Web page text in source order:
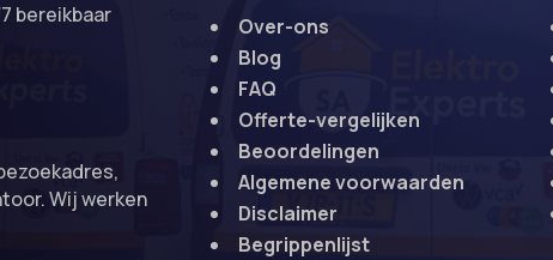
bereikbaar
Wij werken
Over-ons
Blog
FAQ
Offerte-vergelijken
Beoordelingen
Algemene voorwaarden
Disclaimer
Begrippenlijst
wp-settings-time-*
wpl_viewed_cookie
et-saved-post*
et-saving-post-*
euCookie
ext_name
ezTOC_hidetoc-0